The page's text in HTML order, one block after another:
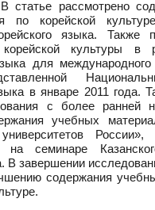
В статье рассмотрено
по корейской
языка. Также
корейской культуры в
для
в январе 2011 года.
с более ранней
учебных
России»,
на семинаре
В завершении
содержания